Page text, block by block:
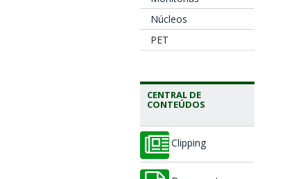
Núcleos
PET
CENTRAL DE
CONTEÚDOS
Clipping